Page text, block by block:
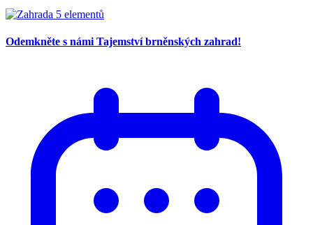
Odemkněte s námi Tajemství brněnských zahrad!